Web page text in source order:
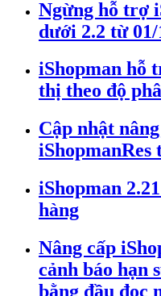
Ngừng hỗ trợ
dưới 2.2 từ 01/
iShopman hỗ
thị theo độ
Cập nhật
iShopmanRes
iShopman
hàng
Nâng cấp
cảnh báo hạn
bằng đầu đọc